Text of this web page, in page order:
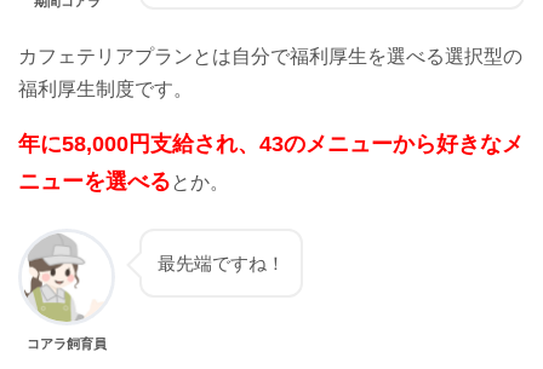
カフェテリアプランとは自分で福利厚生を選べる選択型の
福利厚生制度です。
年に58,000円支給され、43のメニューから好きなメ
ニューを選べるとか。
コアラ飼育員
最先端ですね！